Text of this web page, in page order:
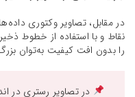
در مقابل، تصاویر وکتوری
نقاط و با استفاده از خطوط
را بدون افت کیفیت به‌توان
در تصاویر رستری در